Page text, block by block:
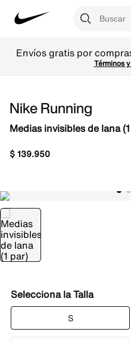
Envíos gratis por
Términos
Nike Running
Medias invisibles de lana
$139.950
Talla
S